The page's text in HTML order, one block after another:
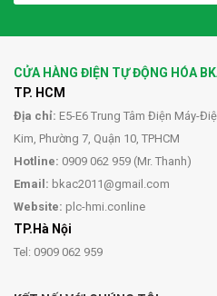
CỬA HÀNG ĐIỆN TỰ ĐỘNG HÓA
TP. HCM
Địa chỉ: E5-E6 Trung Tâm Điện Máy-
Kim, Phường 7, Quận 10, TPHCM
Hotline: 0909 062 959 (Mr. Thanh)
Email: bkac2011@gmail.com
Website: plc-hmi.conline
TP.Hà Nội
Tel: 0909 062 959